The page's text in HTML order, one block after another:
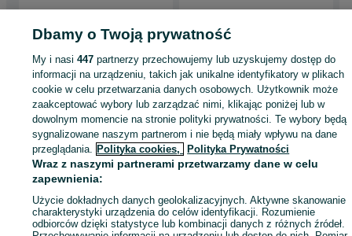
Strona główna Rolnictwo Części do maszyn rolniczych
Części do maszyn
rolniczych - Wielkopolskie
Części do maszyn rolniczych - Września
KATEGORIA
ID:501821601 Wyświetlenia:
Zadzwoń / SMS Wyślij wiadomość
Dbamy o Twoją prywatność
My i nasi447 partnerzy przechowujemy lub uzyskujemy dostęp do
informacji na urządzeniu, takich jak unikalne identyfikatory w plikach
cookie w celu przetwarzania danych osobowych. Użytkownik może
zaakceptować wybory lub zarządzać nimi, klikając poniżej lub w
dowolnym momencie na stronie polityki prywatności. Te wybory będą
sygnalizowane naszym partnerom i nie będą miały wpływu na dane
przeglądania. Polityka cookies, Polityka Prywatności
Wraz z naszymi partnerami przetwarzamy dane w celu
zapewnienia:
Użycie dokładnych danych geolokalizacyjnych. Aktywne skanowanie
charakterystyki urządzenia do celów identyfikacji. Rozumienie
odbiorców dzięki statystyce lub kombinacji danych z różnych źródeł.